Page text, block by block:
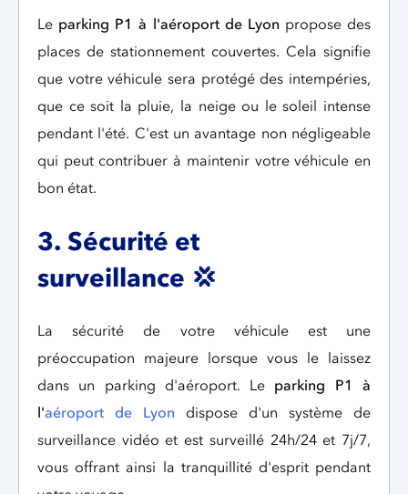
Le parking P1 à l'aéroport de Lyon propose des
places de stationnement couvertes. Cela signifie
que votre véhicule sera protégé des intempéries,
que ce soit la pluie, la neige ou le soleil intense
pendant l'été. C'est un avantage non négligeable
qui peut contribuer à maintenir votre véhicule en
bon état.
3. Sécurité et
surveillance 💢
La sécurité de votre véhicule est une
préoccupation majeure lorsque vous le laissez
dans un parking d'aéroport. Le parking P1 à
l'aéroport de Lyon dispose d'un système de
surveillance vidéo et est surveillé 24h/24 et 7j/7,
vous offrant ainsi la tranquillité d'esprit pendant